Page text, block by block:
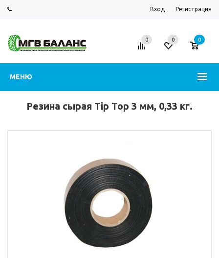
Вход Регистрация
МЕНЮ
0 0 0
Резина сырая Tip Top 3 мм, 0,33 кг.